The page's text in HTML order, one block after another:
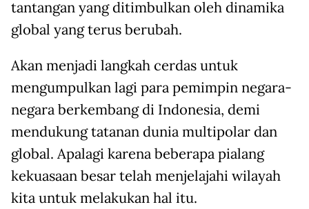
tantangan yang ditimbulkan oleh dinamika
global yang terus berubah.
Akan menjadi langkah cerdas untuk
mengumpulkan lagi para pemimpin negara-
negara berkembang di Indonesia, demi
mendukung tatanan dunia multipolar dan
global. Apalagi karena beberapa pialang
kekuasaan besar telah menjelajahi wilayah
kita untuk melakukan hal itu.